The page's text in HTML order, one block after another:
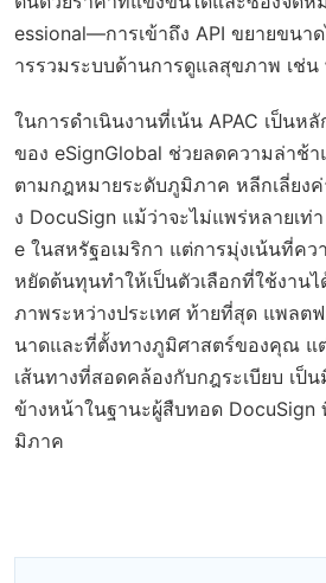
essional—การเข้าถึง API ขยายขนา
ารรวมระบบด้านการดูแลสุขภาพ เช่น
ในการดำเนินงานที่เน้น APAC เป็น
ของ eSignGlobal ช่วยลดความล่าช้
ตามกฎหมายระดับภูมิภาค หลีกเลี่ยงค่
ง DocuSign แม้ว่าจะไม่แพร่หลายเท่
e ในสหรัฐอเมริกา แต่การมุ่งเน้นที่คว
หยัดต้นทุนทำให้เป็นตัวเลือกที่ใช้งาน
ภาพระหว่างประเทศ ท้ายที่สุด แพล
นาดและที่ตั้งทางภูมิศาสตร์ของคุณ แ
เส้นทางที่สอดคล้องกับกฎระเบียบ เป็
ข้างหน้าในฐานะผู้สืบทอด DocuSign
มิภาค